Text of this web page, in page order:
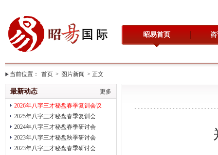
昭易首页
当前位置： 首页 > 图片新闻 > 正文
更多
最新动态
2026年八字三才秘盘春季复训会议
2025年八字三才秘盘春季复训会
2024年八字三才秘盘春季研讨会
2023年八字三才秘盘秋季研讨会
2023年八字三才秘盘春季研讨会